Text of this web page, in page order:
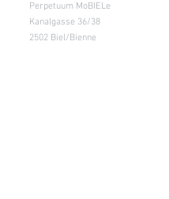
Perpetuum MoBIELe
Kanalgasse 36/38
2502 Biel/Bienne